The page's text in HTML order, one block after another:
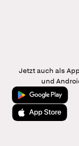
Jetzt auch als
und
Jetzt bei Google
Laden im App Store